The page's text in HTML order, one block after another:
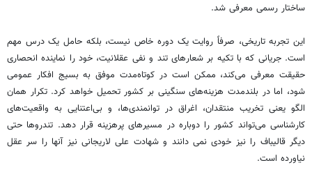
ساختار رسمی معرفی شد.
این تجربه تاریخی، صرفاً روایت یک دوره خاص نیست، بلکه حامل یک درس مهم
است. جریانی که با تکیه بر شعارهای تند و نفی عقلانیت، خود را نماینده انحصاری
حقیقت معرفی می‌کند، ممکن است در کوتاه‌مدت موفق به بسیج افکار عمومی
شود، اما در بلندمدت هزینه‌های سنگینی بر کشور تحمیل خواهد کرد. تکرار همان
الگو یعنی تخریب منتقدان، اغراق در توانمندی‌ها، و بی‌اعتنایی به واقعیت‌های
کارشناسی می‌تواند کشور را دوباره در مسیرهای پرهزینه قرار دهد. تندروها حتی
دیگر قالیباف را نیز خودی نمی دانند و شهادت علی لاریجانی نیز آنها را سر عقل
نیاورده است.